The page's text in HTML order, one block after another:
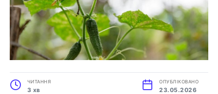
ЧИТАННЯ
3 хв
ОПУБЛІКОВАНО
23.05.2026